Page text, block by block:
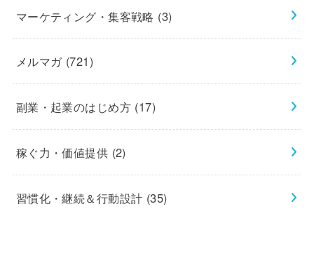
マーケティング・集客戦略 (3)
メルマガ (721)
副業・起業のはじめ方 (17)
稼ぐ力・価値提供 (2)
習慣化・継続＆行動設計 (35)